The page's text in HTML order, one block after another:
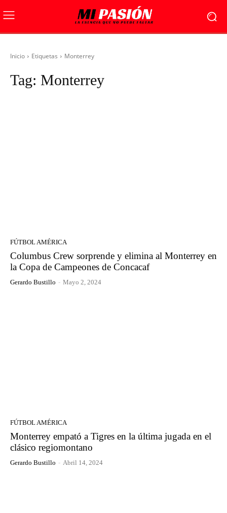
Inicio Etiquetas Monterrey
Tag: Monterrey
FÚTBOL AMÉRICA
Columbus Crew sorprende y elimina al Monterrey en
la Copa de Campeones de Concacaf
Gerardo Bustillo - Mayo 2, 2024
FÚTBOL AMÉRICA
Monterrey empató a Tigres en la última jugada en el
clásico regiomontano
Gerardo Bustillo - Abril 14, 2024